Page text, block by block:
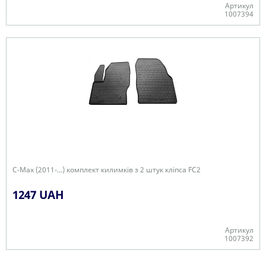
Артикул
1007394
C-Max (2011-...) комплект килимків з 2 штук кліпса FC2
1247 UAH
Артикул
1007392